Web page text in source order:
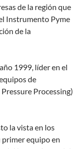
de la región que
Instrumento Pyme
de la
1999, líder en el
de
Processing)
la vista en los
equipo en